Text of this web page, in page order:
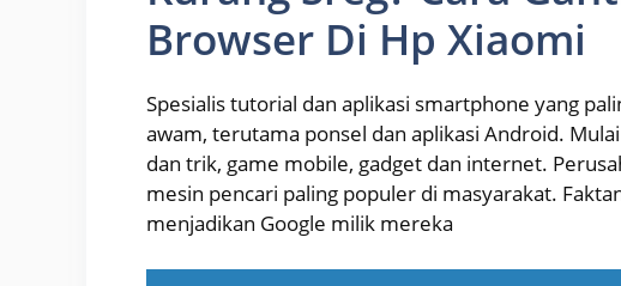
Browser Di Hp Xiaomi
Spesialis tutorial dan aplikasi smartphone yang
awam, terutama ponsel dan aplikasi Android.
dan trik, game mobile, gadget dan internet.
mesin pencari paling populer di masyarakat.
menjadikan Google milik mereka